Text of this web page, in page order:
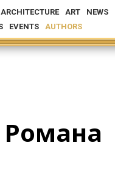
ARCHITECTURE ART NEWS
EVENTS AUTHORS
Романа